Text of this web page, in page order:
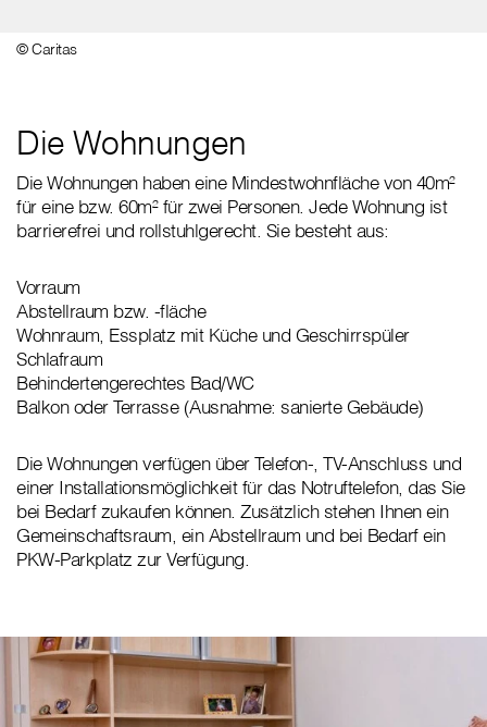
© Caritas
Die Wohnungen
Die Wohnungen haben eine Mindestwohnfläche von 40m²
für eine bzw. 60m² für zwei Personen. Jede Wohnung ist
barrierefrei und rollstuhlgerecht. Sie besteht aus:
Vorraum
Abstellraum bzw. -fläche
Wohnraum, Essplatz mit Küche und Geschirrspüler
Schlafraum
Behindertengerechtes Bad/WC
Balkon oder Terrasse (Ausnahme: sanierte Gebäude)
Die Wohnungen verfügen über Telefon-, TV-Anschluss und
einer Installationsmöglichkeit für das Notruftelefon, das Sie
bei Bedarf zukaufen können. Zusätzlich stehen Ihnen ein
Gemeinschaftsraum, ein Abstellraum und bei Bedarf ein
PKW-Parkplatz zur Verfügung.